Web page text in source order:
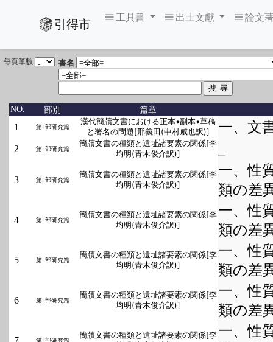
引得市 工具書 出土文獻 論文
每頁筆數 書名
NO. 部別
篇章
1
第Ⅱ部研究篇
漢代簡牘文書における正本•副本•草稿
と署名の問題[邢義田(中村威也訳)]
一、文
2 第Ⅱ部研究篇
簡牘文書の種類と遺址諸要素の関係[李
均明(青木俊介訳)]
3 第Ⅱ部研究篇
簡牘文書の種類と遺址諸要素の関係[李
均明(青木俊介訳)]
一、性
類の差
4 第Ⅱ部研究篇
簡牘文書の種類と遺址諸要素の関係[李
均明(青木俊介訳)]
一、性
類の差
5 第Ⅱ部研究篇
簡牘文書の種類と遺址諸要素の関係[李
均明(青木俊介訳)]
一、性
類の差
6 第Ⅱ部研究篇
簡牘文書の種類と遺址諸要素の関係[李
均明(青木俊介訳)]
一、性
類の差
第Ⅱ部研究篇
簡牘文書の種類と遺址諸要素の関係[李 一、性